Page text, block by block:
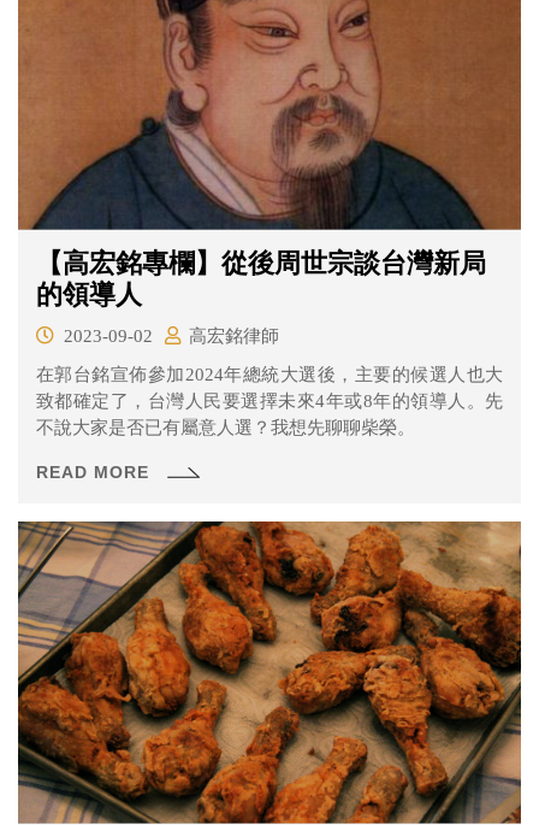
【高宏銘專欄】從後周世宗談台灣新局
的領導人
2023-09-02
高宏銘律師
在郭台銘宣佈參加2024年總統大選後，主要的候選人也大
致都確定了，台灣人民要選擇未來4年或8年的領導人。先
不說大家是否已有屬意人選？我想先聊聊柴榮。
READ MORE